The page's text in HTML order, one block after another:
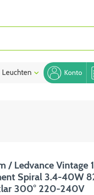
Konto
Leuchten Blog
/ Ledvance Vintage
Spiral 3.4-40W
300° 220-240V